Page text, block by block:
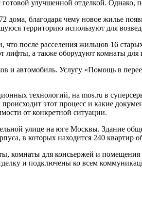
улучшенной отделкой.
благодаря чему новое жилье
территорию используют для
после расселения жильцов 16
а также оборудуют комнаты
и автомобиль. Услугу «Помощь в
технологий, на mos.ru в
происходит этот процесс и какие
от конкретной ситуации.
улице на юге Москвы. Здание
в которых находится 240
комнаты для консьержей и
и подключены ко всем